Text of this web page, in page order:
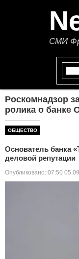
СМИ
Роскомнадзор
ролика о банке
ОБЩЕСТВО
Основатель банка
деловой репутации
Опубликовано: 07:50